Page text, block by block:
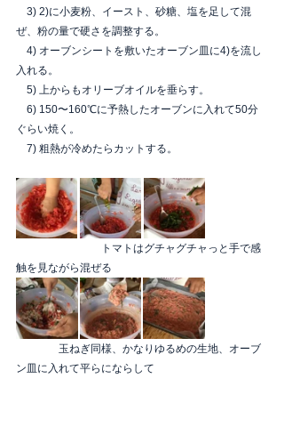
3) 2)に小麦粉、イースト、砂糖、塩を足して混
ぜ、粉の量で硬さを調整する。
4) オーブンシートを敷いたオーブン皿に4)を流し
入れる。
5) 上からもオリーブオイルを垂らす。
6) 150〜160℃に予熱したオーブンに入れて50分
ぐらい焼く。
7) 粗熱が冷めたらカットする。
トマトはグチャグチャっと手で感
触を見ながら混ぜる
玉ねぎ同様、かなりゆるめの生地、オーブ
ン皿に入れて平らにならして